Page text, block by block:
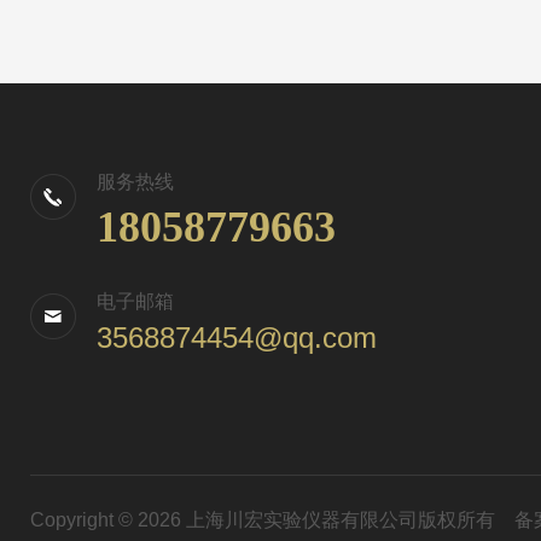
服务热线
18058779663
电子邮箱
3568874454@qq.com
Copyright © 2026 上海川宏实验仪器有限公司版权所有 备